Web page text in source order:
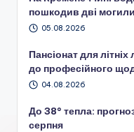
пошкодив дві
05.08.2026
Пансіонат для
до професійного
04.08.2026
До 38° тепла:
серпня